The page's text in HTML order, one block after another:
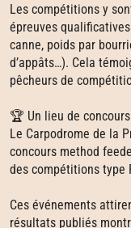
Les compétitions y
épreuves
canne, poids par
d’appâts…). Cela
pêcheurs de
🏆 Un lieu de
Le Carpodrome de la
concours method
des compétitions type
Ces événements
résultats publiés